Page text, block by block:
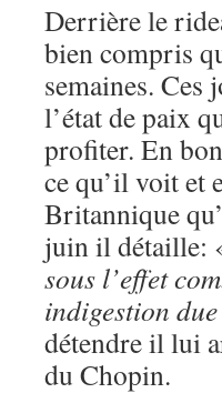
Derrière le
bien compris
semaines. Ces
l’état de paix
profiter. En
ce qu’il voit et
Britannique
juin il détaille:
sous l’effet
indigestion
détendre il lui
du Chopin.